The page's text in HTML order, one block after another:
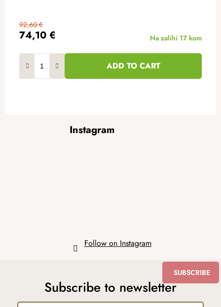
74,10 €
92,60 €
Na zalihi 17 kom
ADD TO CART
Instagram
Follow on Instagram
Subscribe to newsletter
SUBSCRIBE